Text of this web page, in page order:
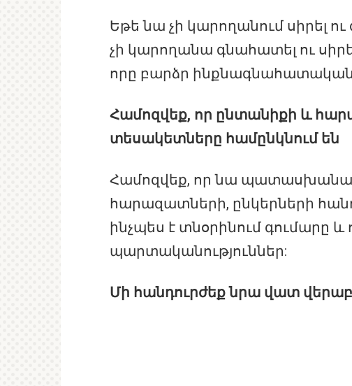
Եթե նա չի կարողանում սիրել
չի կարողանա գնահատել ու
որը բարձր ինքնագնահատական
Համոզվեք, որ ընտանիքի և
տեսակետները համընկնում են
Համոզվեք, որ նա
հարազատների, ընկերների
ինչպես է տնօրինում գումարը և
պարտականություններ:
Մի հանդուրժեք նրա վատ